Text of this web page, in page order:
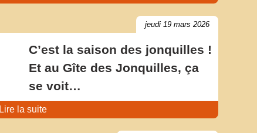
jeudi 19 mars 2026
C’est la saison des jonquilles !
Et au Gîte des Jonquilles, ça
se voit…
Lire la suite